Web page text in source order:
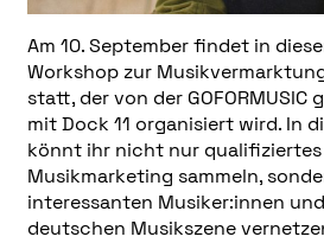
Am 10. September findet in
Workshop zur
statt, der von der GOFORMUSIC
mit Dock 11 organisiert wird. In
könnt ihr nicht nur qualifiziertes
Musikmarketing sammeln,
interessanten Musiker:innen
deutschen Musikszene